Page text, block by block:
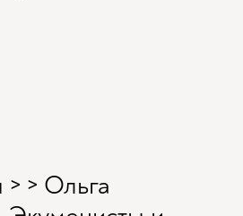
> Ольга